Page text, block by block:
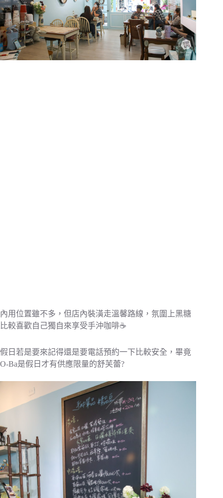
內用位置雖不多，但店內裝潢走溫馨路線，氛圍上黑糖
比較喜歡自己獨自來享受手沖咖啡☕️
假日若是要來記得還是要電話預約一下比較安全，畢竟
O-Ba是假日才有供應限量的舒芙蕾?